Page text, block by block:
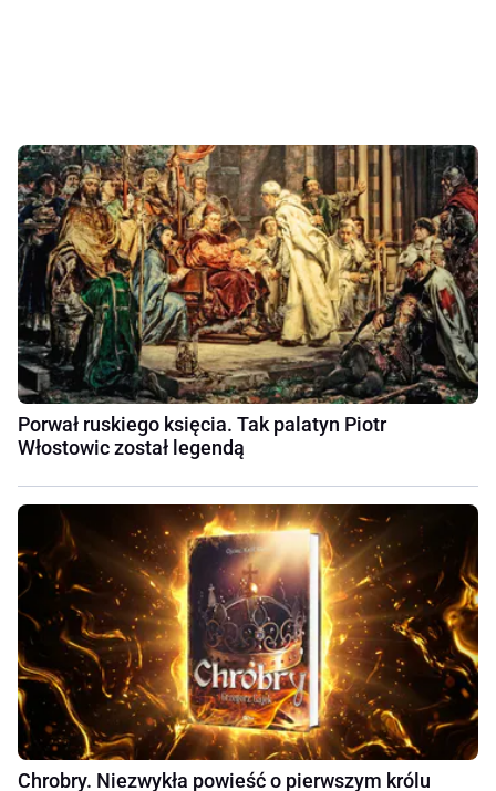
Porwał ruskiego księcia. Tak palatyn Piotr
Włostowic został legendą
Chrobry. Niezwykła powieść o pierwszym królu